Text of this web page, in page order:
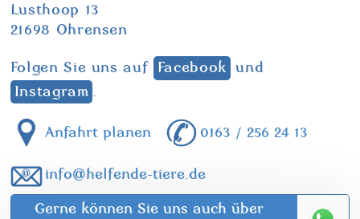
Lusthoop 13
21698 Ohrensen
Folgen Sie uns auf Facebook und
Instagram .
Anfahrt planen 0163 / 256 24 13
info@helfende-tiere.de
Gerne können Sie uns auch über